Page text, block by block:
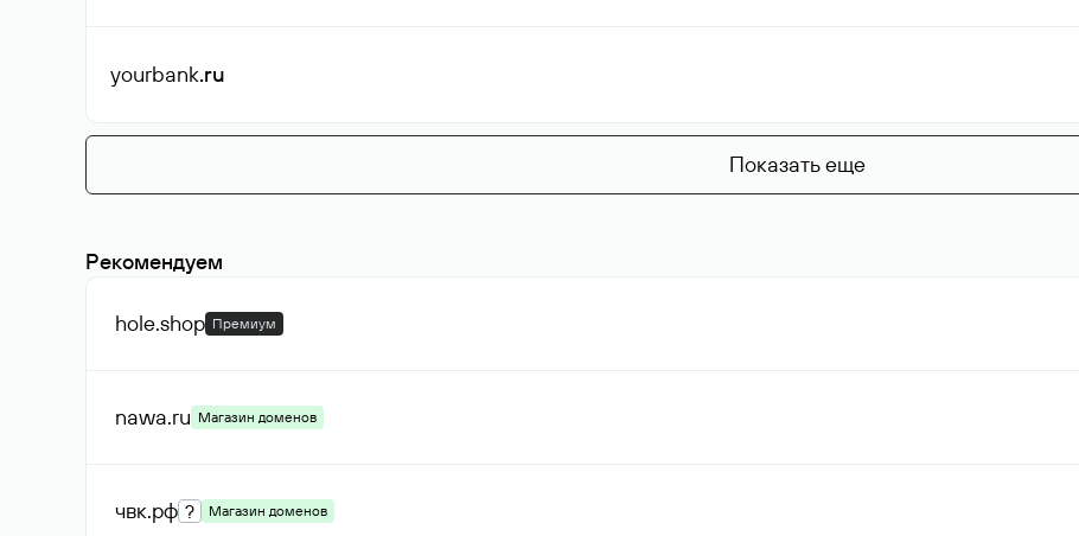
yourbank.ru
Показать еще
Рекомендуем
hole.shop Премиум
nawa.ru Магазин доменов
чвк.рф ? Магазин доменов